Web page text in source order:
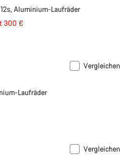
Aluminium-Laufräder
300 €
Vergleichen
Laufräder
Vergleichen